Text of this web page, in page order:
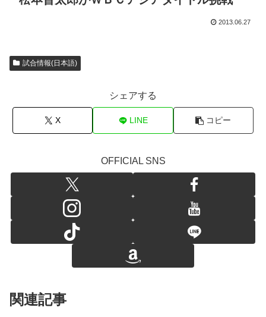
2013.06.27
試合情報(日本語)
シェアする
X LINE コピー
OFFICIAL SNS
関連記事